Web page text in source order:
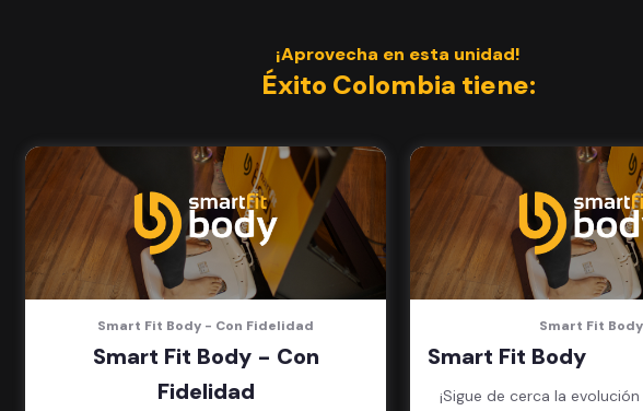
¡Aprovecha en esta unidad!
Éxito Colombia tiene:
Smart Fit Body - Con Fidelidad
Smart Fit Body - Con
Fidelidad
Smart Fit Body
Smart Fit Body
¡Sigue de cerca la